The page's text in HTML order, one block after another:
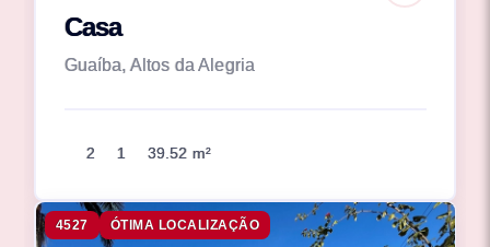
Casa
Guaíba, Altos da Alegria
2 1 39.52 m²
4527 ÓTIMA LOCALIZAÇÃO